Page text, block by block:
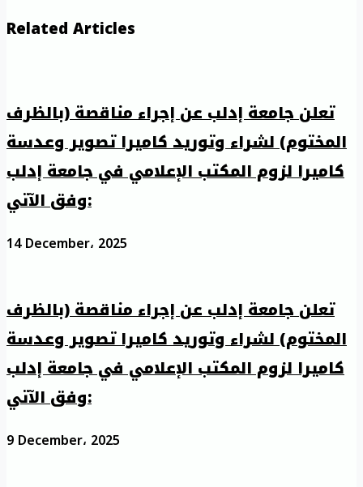
Related Articles
تعلن جامعة إدلب عن إجراء مناقصة (بالظرف
المختوم) لشراء وتوريد كاميرا تصوير وعدسة
كاميرا لزوم المكتب الإعلامي في جامعة إدلب
وفق الآتي:
14 December، 2025
تعلن جامعة إدلب عن إجراء مناقصة (بالظرف
المختوم) لشراء وتوريد كاميرا تصوير وعدسة
كاميرا لزوم المكتب الإعلامي في جامعة إدلب
وفق الآتي:
9 December، 2025